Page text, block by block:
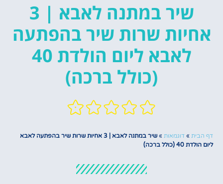
שיר במתנה לאבא | 3
אחיות שרות שיר בהפתעה
לאבא ליום הולדת 40
(כולל ברכה)
דף הבית » דוגמאות »
שיר במתנה לאבא | 3 אחיות שרות שיר בהפתעה לאבא
ליום הולדת 40 (כולל ברכה)